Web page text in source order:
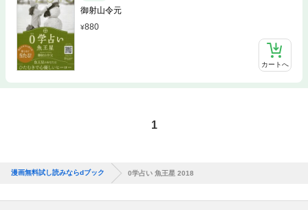
御射山令元
880
カートへ
1
漫画無料試し読みならdブック 0学占い 魚王星 2018